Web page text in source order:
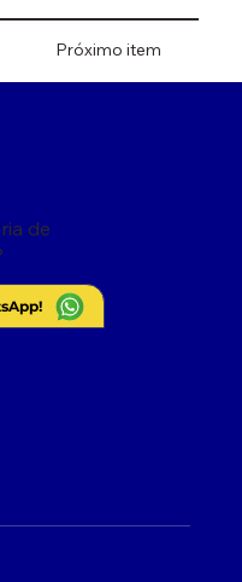
Próximo item
de